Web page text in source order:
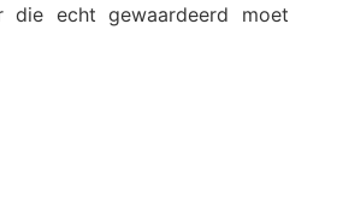
die echt gewaardeerd moet